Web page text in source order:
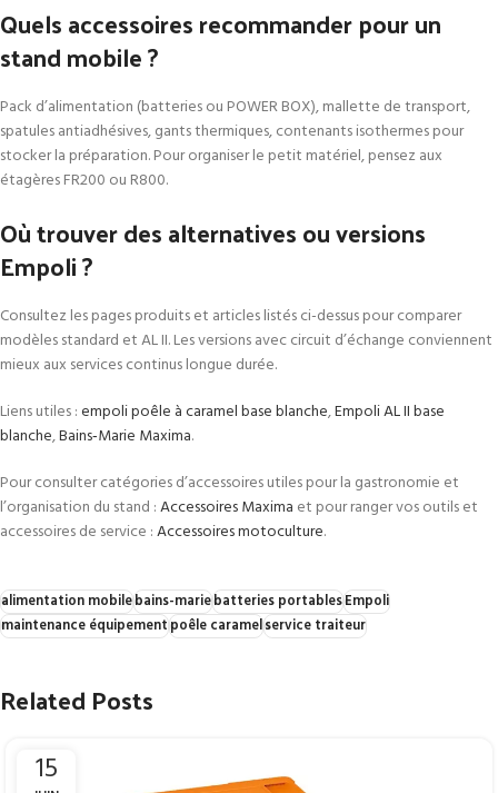
Quels accessoires recommander pour un
stand mobile ?
Pack d’alimentation (batteries ou POWER BOX), mallette de transport,
spatules antiadhésives, gants thermiques, contenants isothermes pour
stocker la préparation. Pour organiser le petit matériel, pensez aux
étagères FR200 ou R800.
Où trouver des alternatives ou versions
Empoli ?
Consultez les pages produits et articles listés ci-dessus pour comparer
modèles standard et AL II. Les versions avec circuit d’échange conviennent
mieux aux services continus longue durée.
Liens utiles :empoli poêle à caramel base blanche,Empoli AL II base
blanche,Bains‑Marie Maxima.
Pour consulter catégories d’accessoires utiles pour la gastronomie et
l’organisation du stand :Accessoires Maxima et pour ranger vos outils et
accessoires de service :Accessoires motoculture.
alimentation mobilebains-mariebatteries portablesEmpoli
maintenance équipementpoêle caramelservice traiteur
Related Posts
15